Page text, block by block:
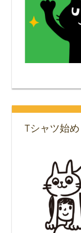
Tシャツ始め